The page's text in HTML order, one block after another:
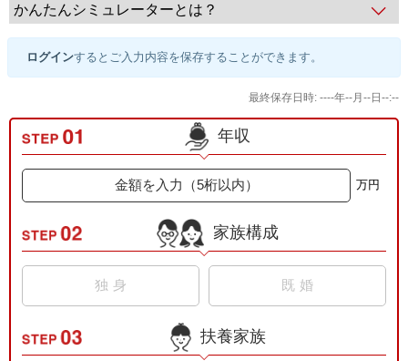
かんたんシミュレーターとは？
ログインするとご入力内容を保存することができます。
最終保存日時: ----年--月--日--:--
年収
万円
家族構成
独身 既婚
配偶者控除
扶養家族